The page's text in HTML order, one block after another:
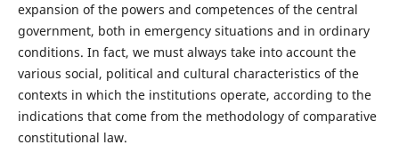
expansion of the powers and competences of the central
government, both in emergency situations and in ordinary
conditions. In fact, we must always take into account the
various social, political and cultural characteristics of the
contexts in which the institutions operate, according to the
indications that come from the methodology of comparative
constitutional law.